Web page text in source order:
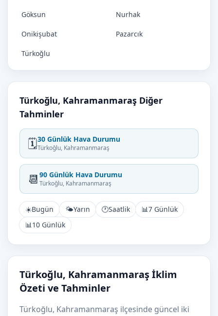
Göksun Nurhak
Onikişubat Pazarcık
Türkoğlu
Türkoğlu, Kahramanmaraş Diğer
Tahminler
🗓️30 Günlük Hava Durumu
Türkoğlu, Kahramanmaraş
📆 90 Günlük Hava Durumu
Türkoğlu, Kahramanmaraş
☀️Bugün 🌤️Yarın 🕐Saatlik 📊7 Günlük
📊10 Günlük
Türkoğlu, Kahramanmaraş İklim
Özeti ve Tahminler
Türkoğlu, Kahramanmaraş ilçesinde güncel iki